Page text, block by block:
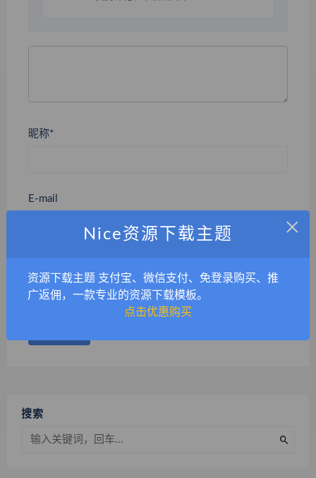
昵称*
E-mail
搜索
×
Nice资源下载主题
资源下载主题 支付宝、微信支付、免登录购买、推
广返佣，一款专业的资源下载模板。
点击优惠购买